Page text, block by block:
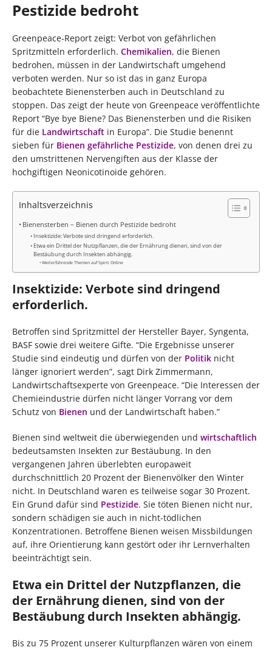
Pestizide bedroht
Greenpeace-Report zeigt: Verbot von gefährlichen
Spritzmitteln erforderlich. Chemikalien, die Bienen
bedrohen, müssen in der Landwirtschaft umgehend
verboten werden. Nur so ist das in ganz Europa
beobachtete Bienensterben auch in Deutschland zu
stoppen. Das zeigt der heute von Greenpeace veröffentlichte
Report “Bye bye Biene? Das Bienensterben und die Risiken
für die Landwirtschaft in Europa”. Die Studie benennt
sieben für Bienen gefährliche Pestizide, von denen drei zu
den umstrittenen Nervengiften aus der Klasse der
hochgiftigen Neonicotinoide gehören.
Inhaltsverzeichnis
Bienensterben – Bienen durch Pestizide bedroht
Insektizide: Verbote sind dringend erforderlich.
Etwa ein Drittel der Nutzpflanzen, die der Ernährung dienen, sind von der
Bestäubung durch Insekten abhängig.
Weiterführende Themen auf Spirit Online
Insektizide: Verbote sind dringend
erforderlich.
Betroffen sind Spritzmittel der Hersteller Bayer, Syngenta,
BASF sowie drei weitere Gifte. “Die Ergebnisse unserer
Studie sind eindeutig und dürfen von der Politik nicht
länger ignoriert werden”, sagt Dirk Zimmermann,
Landwirtschaftsexperte von Greenpeace. “Die Interessen der
Chemieindustrie dürfen nicht länger Vorrang vor dem
Schutz von Bienen und der Landwirtschaft haben.”
Bienen sind weltweit die überwiegenden und wirtschaftlich
bedeutsamsten Insekten zur Bestäubung. In den
vergangenen Jahren überlebten europaweit
durchschnittlich 20 Prozent der Bienenvölker den Winter
nicht. In Deutschland waren es teilweise sogar 30 Prozent.
Ein Grund dafür sind Pestizide. Sie töten Bienen nicht nur,
sondern schädigen sie auch in nicht-tödlichen
Konzentrationen. Betroffene Bienen weisen Missbildungen
auf, ihre Orientierung kann gestört oder ihr Lernverhalten
beeinträchtigt sein.
Etwa ein Drittel der Nutzpflanzen, die
der Ernährung dienen, sind von der
Bestäubung durch Insekten abhängig.
Bis zu 75 Prozent unserer Kulturpflanzen wären von einem